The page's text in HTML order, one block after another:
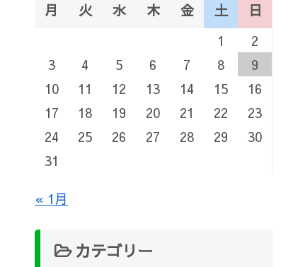
月 火 水 木 金 土
日
1
2
3
4 5 6 7 8
9
10
11 12 13 14 15
16
17
18 19 20 21 22
23
24
25 26 27 28 29
30
31
« 1月
カテゴリー